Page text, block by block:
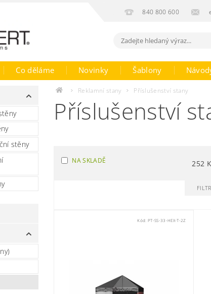
840 800 600
Co děláme Novinky Šablony
stěny
Reklamní stany Příslušenství stany
Příslušenství
NA SKLADĚ 252
Kód:PT-SS-33-HEX-T-2Z